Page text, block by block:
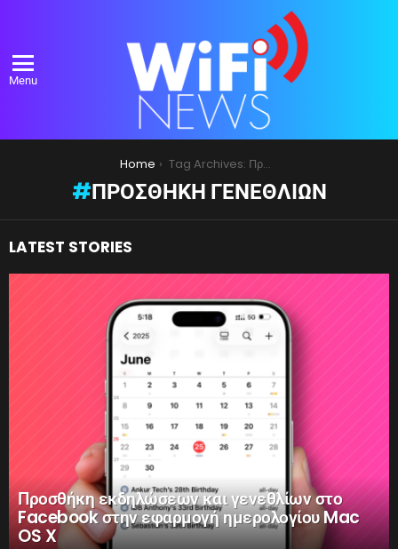
Menu
Home Tag Archives: Προσθήκη γενεθλίων
ΠΡΟΣΘΉΚΗ ΓΕΝΕΘΛΊΩΝ
LATEST STORIES
Προσθήκη εκδηλώσεων και γενεθλίων στο
Facebook στην εφαρμογή ημερολογίου Mac
OS X